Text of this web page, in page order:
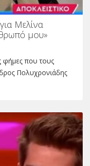
Μελίνα
μου»
φήμες που τους
Πολυχρονιάδης